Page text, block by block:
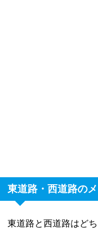
東道路・西道路の
東道路と西道路はど